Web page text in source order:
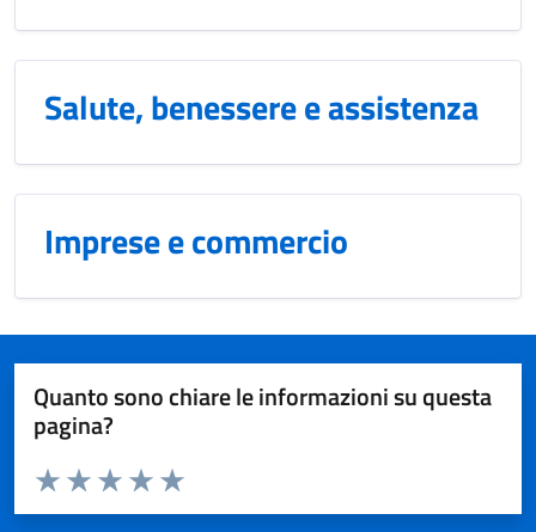
Salute, benessere e assistenza
Imprese e commercio
Quanto sono chiare le informazioni su questa
pagina?
Domanda
Valuta da 1 a 5 stelle la pagina
Valuta 5 stelle su 5
Valuta 4 stelle su 5
Valuta 3 stelle su 5
Valuta 2 stelle su 5
Valuta 1 stelle su 5